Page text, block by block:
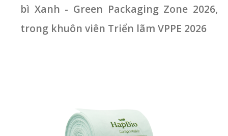
bì Xanh - Green Packaging Zone 2026,
trong khuôn viên Triển lãm VPPE 2026